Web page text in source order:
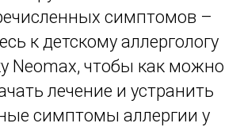
симптомов –
к детскому аллергологу
Neomax, чтобы как можно
лечение и устранить
симптомы аллергии у